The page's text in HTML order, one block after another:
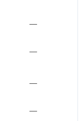
—
—
—
—